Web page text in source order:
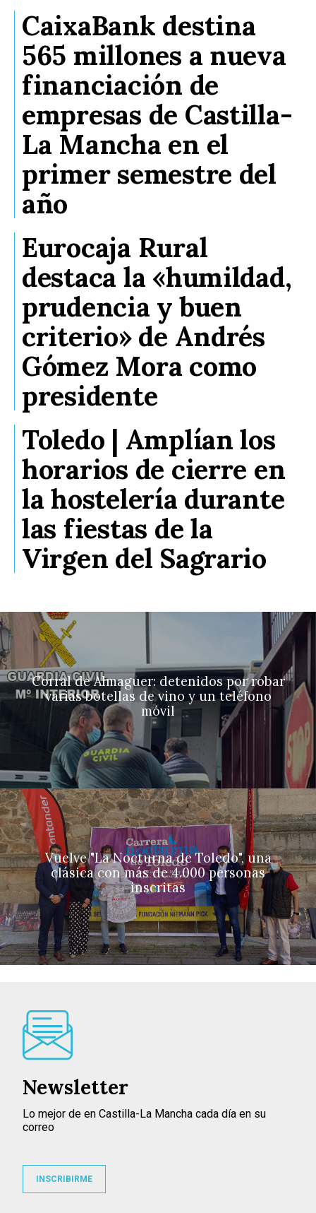
CaixaBank destina
565 millones a nueva
financiación de
empresas de Castilla-
La Mancha en el
primer semestre del
año
Eurocaja Rural
destaca la «humildad,
prudencia y buen
criterio» de Andrés
Gómez Mora como
presidente
Toledo | Amplían los
horarios de cierre en
la hostelería durante
las fiestas de la
Virgen del Sagrario
Corral de Almaguer: detenidos por robar
varias botellas de vino y un teléfono
móvil
Vuelve "La Nocturna de Toledo", una
clásica con más de 4.000 personas
inscritas
Newsletter
Lo mejor de en Castilla-La Mancha cada día en su
correo
INSCRIBIRME